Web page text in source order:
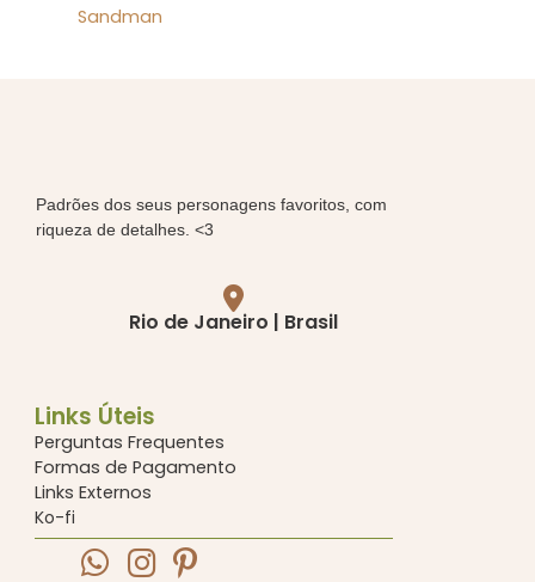
Sandman
Padrões dos seus personagens favoritos, com
riqueza de detalhes. <3
Rio de Janeiro | Brasil
Links Úteis
Perguntas Frequentes
Formas de Pagamento
Links Externos
Ko-fi